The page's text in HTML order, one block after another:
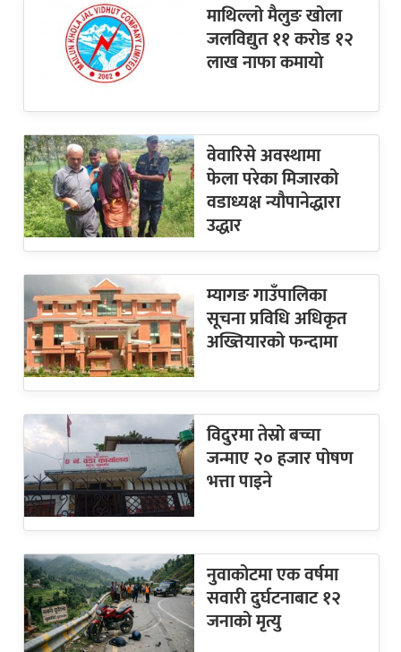
माथिल्लो मैलुङ खोला
जलविद्युत ११ करोड १२
लाख नाफा कमायाे
वेवारिसे अवस्थामा
फेला परेका मिजारको
वडाध्यक्ष न्यौपानेद्धारा
उद्धार
म्यागङ गाउँपालिका
सूचना प्रविधि अधिकृत
अख्तियारको फन्दामा
विदुरमा तेस्रो बच्चा
जन्माए २० हजार पोषण
भत्ता पाइने
नुवाकोटमा एक वर्षमा
सवारी दुर्घटनाबाट १२
जनाको मृत्यु